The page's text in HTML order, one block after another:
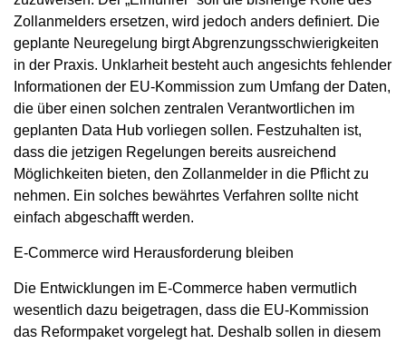
Zollanmelders ersetzen, wird jedoch anders definiert. Die
geplante Neuregelung birgt Abgrenzungsschwierigkeiten
in der Praxis. Unklarheit besteht auch angesichts fehlender
Informationen der EU-Kommission zum Umfang der Daten,
die über einen solchen zentralen Verantwortlichen im
geplanten Data Hub vorliegen sollen. Festzuhalten ist,
dass die jetzigen Regelungen bereits ausreichend
Möglichkeiten bieten, den Zollanmelder in die Pflicht zu
nehmen. Ein solches bewährtes Verfahren sollte nicht
einfach abgeschafft werden.
E-Commerce wird Herausforderung bleiben
Die Entwicklungen im E-Commerce haben vermutlich
wesentlich dazu beigetragen, dass die EU-Kommission
das Reformpaket vorgelegt hat. Deshalb sollen in diesem